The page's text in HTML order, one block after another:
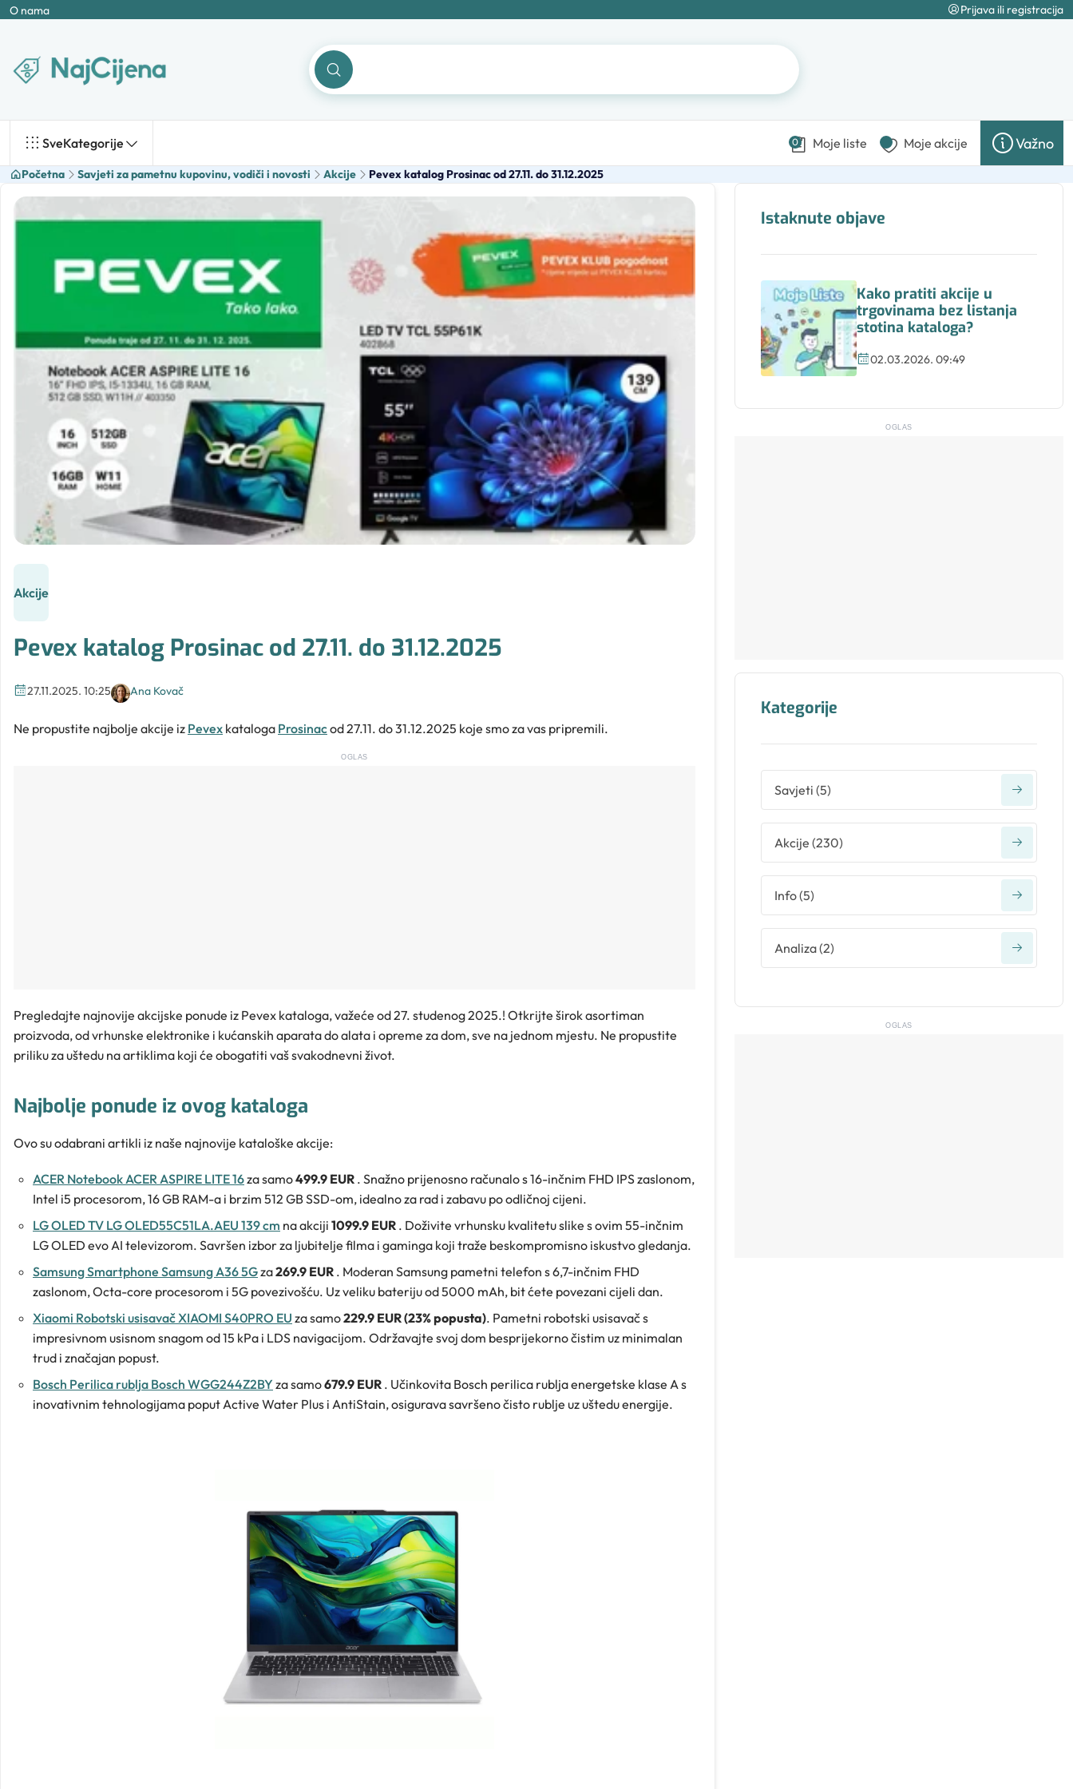
O nama Prijava ili registracija
SveKategorije 0 Moje liste Moje akcije Važno
Početna Savjeti za pametnu kupovinu, vodiči i novosti Akcije Pevex katalog Prosinac od 27.11. do 31.12.2025
Akcije
Pevex katalog Prosinac od 27.11. do 31.12.2025
27.11.2025. 10:25 Ana Kovač
Ne propustite najbolje akcije iz Pevex kataloga Prosinacod 27.11. do 31.12.2025 koje smo za vas pripremili.
OGLAS
Pregledajte najnovije akcijske ponude iz Pevex kataloga, važeće od 27. studenog 2025.! Otkrijte širok asortiman
proizvoda, od vrhunske elektronike i kućanskih aparata do alata i opreme za dom, sve na jednom mjestu. Ne propustite
priliku za uštedu na artiklima koji će obogatiti vaš svakodnevni život.
Najbolje ponude iz ovog kataloga
Ovo su odabrani artikli iz naše najnovije kataloške akcije:
ACER Notebook ACER ASPIRE LITE 16za samo499.9 EUR . Snažno prijenosno računalo s 16-inčnim FHD IPS zaslonom,
Intel i5 procesorom, 16 GB RAM-a i brzim 512 GB SSD-om, idealno za rad i zabavu po odličnoj cijeni.
LG OLED TV LG OLED55C51LA.AEU 139 cm na akciji 1099.9 EUR . Doživite vrhunsku kvalitetu slike s ovim 55-inčnim
LG OLED evo AI televizorom. Savršen izbor za ljubitelje filma i gaminga koji traže beskompromisno iskustvo gledanja.
Samsung Smartphone Samsung A36 5Gza269.9 EUR . Moderan Samsung pametni telefon s 6,7-inčnim FHD
zaslonom, Octa-core procesorom i 5G povezivošću. Uz veliku bateriju od 5000 mAh, bit ćete povezani cijeli dan.
Xiaomi Robotski usisavač XIAOMI S40PRO EU za samo229.9 EUR (23% popusta). Pametni robotski usisavač s
impresivnom usisnom snagom od 15 kPa i LDS navigacijom. Održavajte svoj dom besprijekorno čistim uz minimalan
trud i značajan popust.
Bosch Perilica rublja Bosch WGG244Z2BY za samo679.9 EUR . Učinkovita Bosch perilica rublja energetske klase A s
inovativnim tehnologijama poput Active Water Plus i AntiStain, osigurava savršeno čisto rublje uz uštedu energije.
Istaknute objave
Kako pratiti akcije u
trgovinama bez listanja
stotina kataloga?
02.03.2026. 09:49
OGLAS
Kategorije
Savjeti (5)
Akcije (230)
Info(5)
Analiza(2)
OGLAS